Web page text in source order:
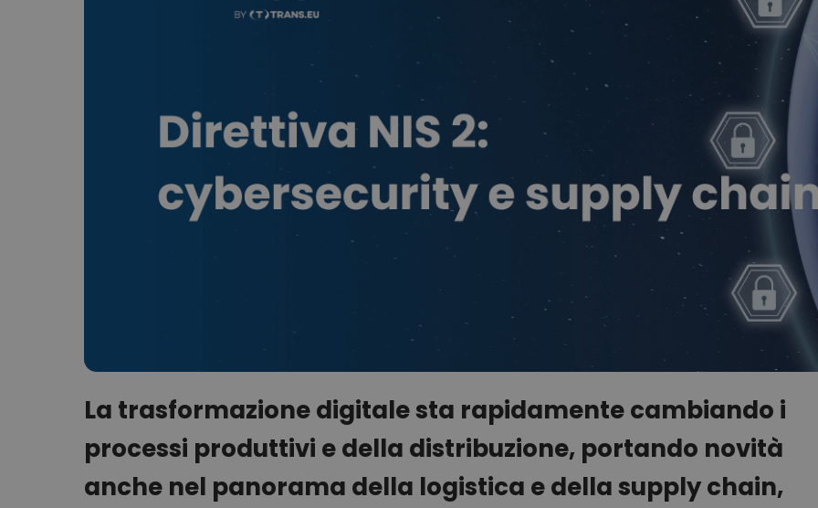
La trasformazione digitale sta rapidamente cambiando i
processi produttivi e della distribuzione, portando novità
anche nel panorama della logistica e della supply chain,